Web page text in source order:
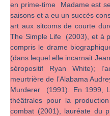
en prime-time Madame est
saisons et a eu un succès
art aux sitcoms de courte
The Simple Life (2003), et à
compris le drame
(dans lequel elle incarnait
séropositif Ryan White);
meurtrière de l’Alabama
Murderer (1991). En 1999,
théâtrales pour la
combat (2001), lauréate du